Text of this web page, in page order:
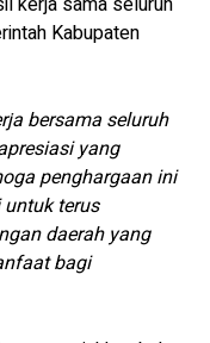
Kabupaten
bersama seluruh
yang
penghargaan ini
terus
daerah yang
bagi